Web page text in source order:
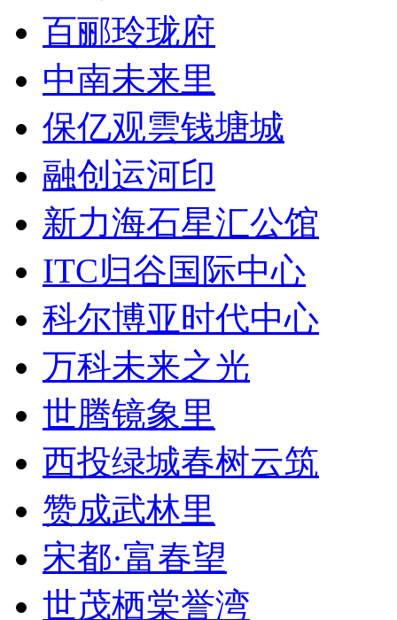
百郦玲珑府
中南未来里
保亿观雲钱塘城
融创运河印
新力海石星汇公馆
ITC归谷国际中心
科尔博亚时代中心
万科未来之光
世腾镜象里
西投绿城春树云筑
赞成武林里
宋都·富春望
世茂栖棠誉湾